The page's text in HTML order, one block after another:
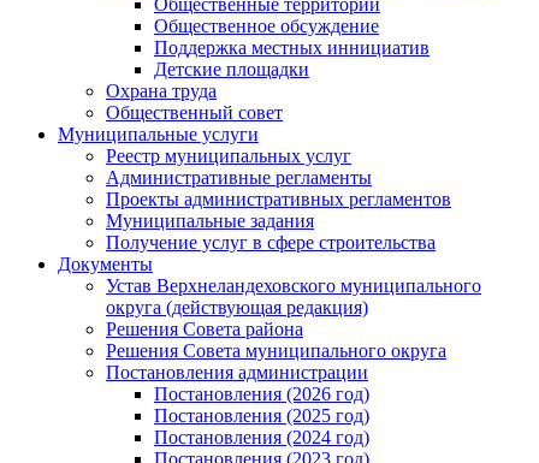
Общественные территории
Общественное обсуждение
Поддержка местных иннициатив
Детские площадки
Охрана труда
Общественный совет
Муниципальные услуги
Реестр муниципальных услуг
Административные регламенты
Проекты административных регламентов
Муниципальные задания
Получение услуг в сфере строительства
Документы
Устав Верхнеландеховского муниципального
округа (действующая редакция)
Решения Совета района
Решения Совета муниципального округа
Постановления администрации
Постановления (2026 год)
Постановления (2025 год)
Постановления (2024 год)
Постановления (2023 год)